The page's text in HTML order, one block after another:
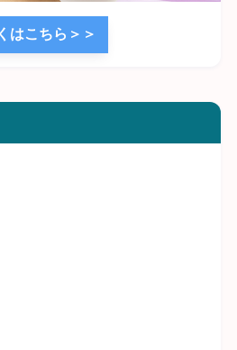
はこちら＞＞